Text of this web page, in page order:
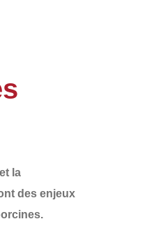
la
des enjeux
.